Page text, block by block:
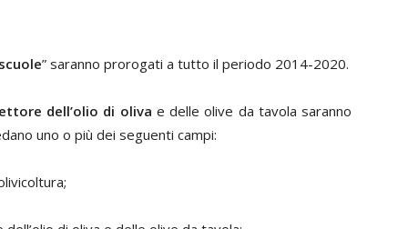
” saranno prorogati a tutto il periodo 2014-2020.
dell’olio di oliva e delle olive da tavola saranno
uno o più dei seguenti campi: